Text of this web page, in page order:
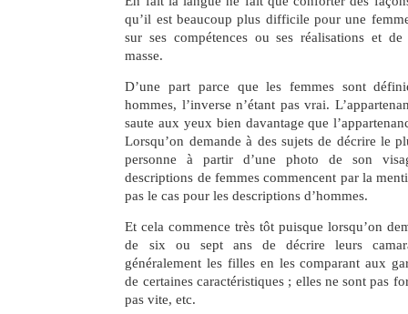
qu’il est beaucoup plus difficile pour une
sur ses compétences ou ses réalisations et
masse.
D’une part parce que les femmes sont
hommes, l’inverse n’étant pas vrai.
saute aux yeux bien davantage que
Lorsqu’on demande à des sujets de décrire le
personne à partir d’une photo de son
descriptions de femmes commencent par la
pas le cas pour les descriptions d’hommes.
Et cela commence très tôt puisque lorsqu’on
de six ou sept ans de décrire leurs
généralement les filles en les comparant aux
de certaines caractéristiques ; elles ne sont pas
pas vite, etc.